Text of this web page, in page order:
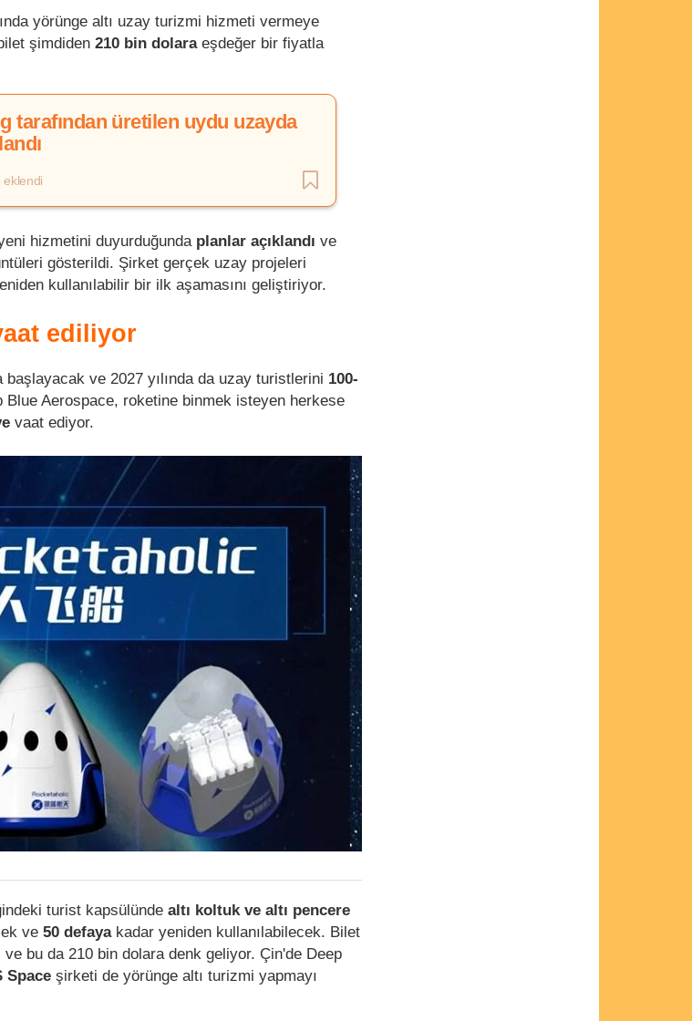
yörünge altı uzay turizmi hizmeti vermeye
şimdiden 210 bin dolaraeşdeğer bir fiyatla
tarafından üretilen uydu uzayda
eklendi
hizmetini duyurduğunda planlar açıklandı ve
gösterildi. Şirket gerçek uzay projeleri
kullanılabilir bir ilk aşamasını geliştiriyor.
ediliyor
ve 2027 yılında da uzay turistlerini 100-
Aerospace, roketine binmek isteyen herkese
vaat ediyor.
turist kapsülünde altı koltuk ve altı pencere
ve 50 defayakadar yeniden kullanılabilecek. Bilet
bu da 210 bin dolara denk geliyor. Çin'de Deep
Space şirketi de yörünge altı turizmi yapmayı